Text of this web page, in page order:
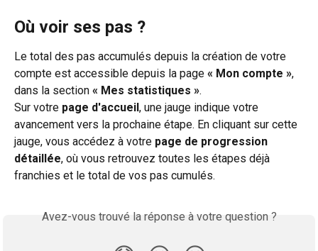
Où voir ses pas ?
Le total des pas accumulés depuis la création de votre
compte est accessible depuis la page « Mon compte »,
dans la section « Mes statistiques ».
Sur votre page d'accueil , une jauge indique votre
avancement vers la prochaine étape. En cliquant sur cette
jauge, vous accédez à votre page de progression
détaillée, où vous retrouvez toutes les étapes déjà
franchies et le total de vos pas cumulés.
Avez-vous trouvé la réponse à votre question ?